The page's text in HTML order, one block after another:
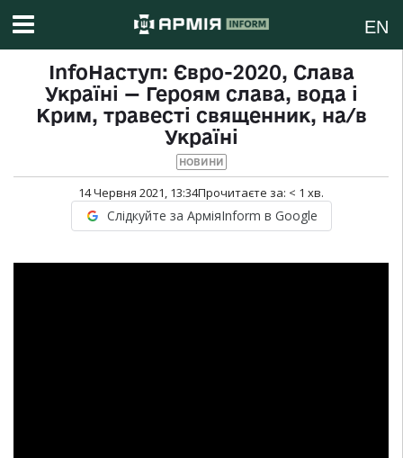
EN
InfoНаступ: Євро-2020, Слава
Україні — Героям слава, вода і
Крим, травесті священник, на/в
Україні
НОВИНИ
14 Червня 2021, 13:34Прочитаєте за: < 1 хв.
Слідкуйте за АрміяInform в Google